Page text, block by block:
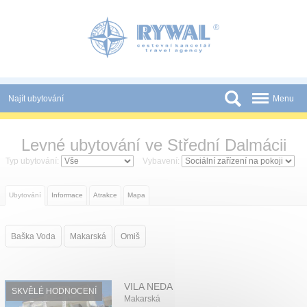
Najít ubytování
Státy
Slevy a Last Minute
Podmínky
Partneři
Kontakt
Menu
Levné ubytování ve Střední Dalmácii
Typ ubytování: Vybavení:
Ubytování Informace Atrakce Mapa
Baška Voda Makarská Omiš
SKVĚLÉ HODNOCENÍ VILA NEDA
Makarská